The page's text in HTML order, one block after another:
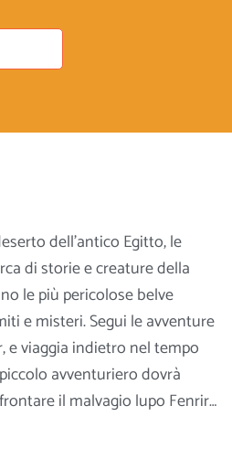
dell’antico Egitto, le
di storie e creature della
le più pericolose belve
e misteri. Segui le avventure
viaggia indietro nel tempo
avventuriero dovrà
il malvagio lupo Fenrir…